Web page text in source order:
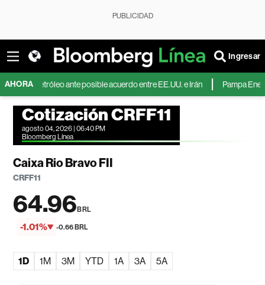
PUBLICIDAD
Ingresar
AHORA
el petróleo ante posible acuerdo entre EE.UU. e Irán Pampa Energía
Cotización CRFF11
agosto 04, 2026 | 06:40 PM
Bloomberg Línea
Caixa Rio Bravo FII
CRFF11
64.96BRL
-1.01% -0.66 BRL
1D 1M 3M YTD 1A 3A 5A